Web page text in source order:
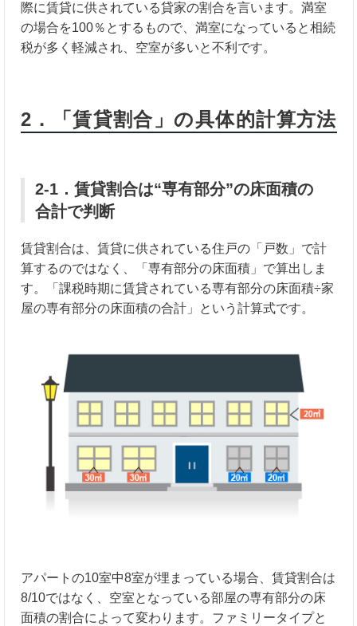
際に賃貸に供されている貸家の割合を言います。満室
の場合を100％とするもので、満室になっていると相続
税が多く軽減され、空室が多いと不利です。
2．「賃貸割合」の具体的計算方法
2-1．賃貸割合は“専有部分”の床面積の
合計で判断
賃貸割合は、賃貸に供されている住戸の「戸数」で計
算するのではなく、「専有部分の床面積」で算出しま
す。「課税時期に賃貸されている専有部分の床面積÷家
屋の専有部分の床面積の合計」という計算式です。
アパートの10室中8室が埋まっている場合、賃貸割合は
8/10ではなく、空室となっている部屋の専有部分の床
面積の割合によって変わります。ファミリータイプと